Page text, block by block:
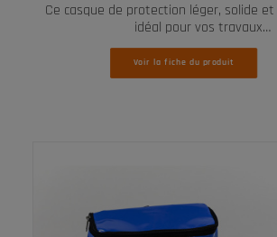
Ce casque de protection léger, solide
idéal pour vos travaux…
Voir la fiche du produit